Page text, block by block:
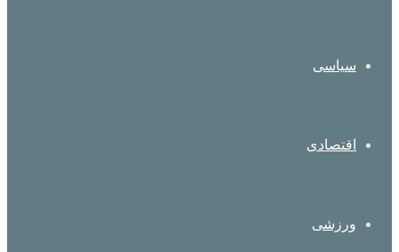
سیاسی
اقتصادی
ورزشی